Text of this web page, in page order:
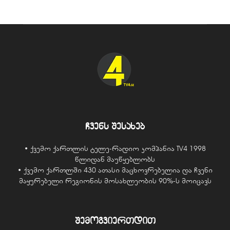
ჩვენს შესახებ
• ქვემო ქართლის ტელე-რადიო კომპანია TV4 1998
წლიდან მაუწყებლობს
• ქვემო ქართლში 430 ათასი მაცხოვრებელია და ჩვენი
მაყურებელი რეგიონის მოსახლეობის 90%-ს მოიცავს
შემოგვიერთდით